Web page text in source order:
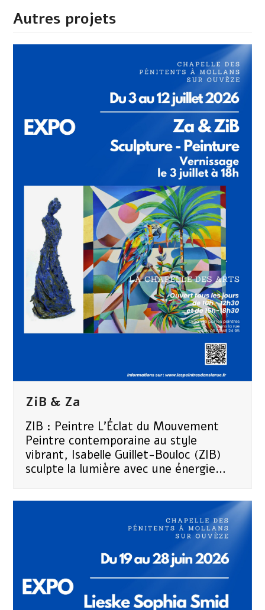
Autres projets
ZiB & Za
ZIB : Peintre L’Éclat du Mouvement ​
Peintre contemporaine au style
vibrant, Isabelle Guillet-Bouloc (ZIB)
sculpte la lumière avec une énergie…